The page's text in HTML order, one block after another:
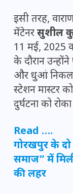
इसी तरह,
मेंटेनरसुशील
11 मई, 2025
के दौरान
और धुआं
स्टेशन मास्टर
दुर्घटना को
Read ….
गोरखपुर के दो
समाज” में
की लहर